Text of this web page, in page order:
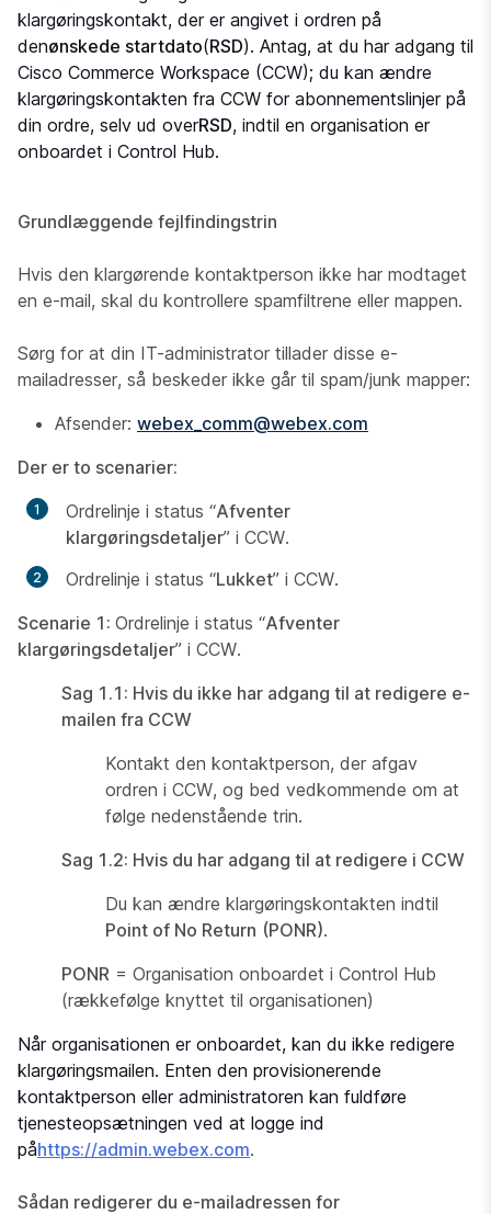
klargøringskontakt, der er angivet i ordren på
denønskede startdato(RSD). Antag, at du har adgang til
Cisco Commerce Workspace (CCW); du kan ændre
klargøringskontakten fra CCW for abonnementslinjer på
din ordre, selv ud overRSD, indtil en organisation er
onboardet i Control Hub.
Grundlæggende fejlfindingstrin
Hvis den klargørende kontaktperson ikke har modtaget
en e-mail, skal du kontrollere spamfiltrene eller mappen.
Sørg for at din IT-administrator tillader disse e-
mailadresser, så beskeder ikke går til spam/junk mapper:
Afsender: webex_comm@webex.com
Der er to scenarier:
Ordrelinje i status “Afventer
klargøringsdetaljer” i CCW.
Ordrelinje i status “Lukket” i CCW.
Scenarie 1: Ordrelinje i status “Afventer
klargøringsdetaljer” i CCW.
Sag 1.1: Hvis du ikke har adgang til at redigere e-
mailen fra CCW
Kontakt den kontaktperson, der afgav
ordren i CCW, og bed vedkommende om at
følge nedenstående trin.
Sag 1.2: Hvis du har adgang til at redigere i CCW
Du kan ændre klargøringskontakten indtil
Point of No Return (PONR).
PONR = Organisation onboardet i Control Hub
(rækkefølge knyttet til organisationen)
Når organisationen er onboardet, kan du ikke redigere
klargøringsmailen. Enten den provisionerende
kontaktperson eller administratoren kan fuldføre
tjenesteopsætningen ved at logge ind
påhttps://admin.webex.com.
Sådan redigerer du e-mailadressen for